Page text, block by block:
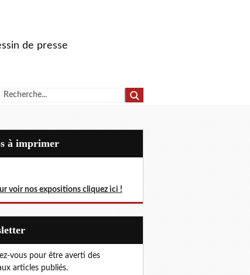
de presse
à imprimer
voir nos expositions cliquez ici !
vous pour être averti des
articles publiés.